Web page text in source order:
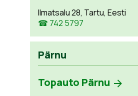
Ilmatsalu 28, Tartu, Eesti
☎ 742 5797
Pärnu
Topauto Pärnu